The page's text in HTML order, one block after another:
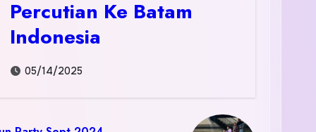
Percutian Ke Batam
Indonesia
05/14/2025